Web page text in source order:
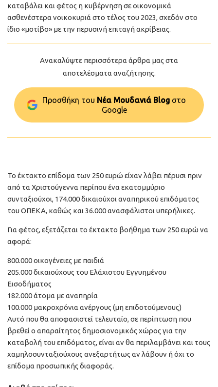
καταβάλει και φέτος η κυβέρνηση σε οικονομικά
ασθενέστερα νοικοκυριά στο τέλος του 2023, σχεδόν στο
ίδιο «μοτίβο» με την περυσινή επιταγή ακρίβειας.
Ανακαλύψτε περισσότερα άρθρα μας στα
αποτελέσματα αναζήτησης.
Προσθήκη του Νέα Μουδανιά Blog στo
Google
Το έκτακτο επίδομα των 250 ευρώ είχαν λάβει πέρυσι πριν
από τα Χριστούγεννα περίπου ένα εκατομμύριο
συνταξιούχοι, 174.000 δικαιούχοι αναπηρικού επιδόματος
του ΟΠΕΚΑ, καθώς και 36.000 ανασφάλιστοι υπερήλικες.
Για φέτος, εξετάζεται το έκτακτο βοήθημα των 250 ευρώ να
αφορά:
800.000 οικογένειες με παιδιά
205.000 δικαιούχους του Ελάχιστου Εγγυημένου
Εισοδήματος
182.000 άτομα με αναπηρία
100.000 μακροχρόνια ανέργους (μη επιδοτούμενους)
Αυτό που θα αποφασιστεί τελευταίο, σε περίπτωση που
βρεθεί ο απαραίτητος δημοσιονομικός χώρος για την
καταβολή του επιδόματος, είναι αν θα περιλαμβάνει και τους
χαμηλοσυνταξιούχους ανεξαρτήτως αν λάβουν ή όχι το
επίδομα προσωπικής διαφοράς.